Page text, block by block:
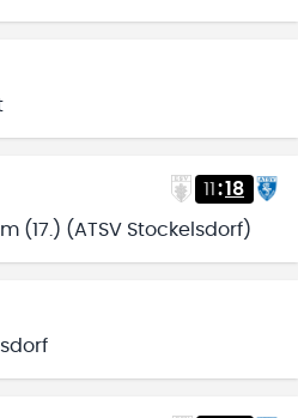
11:18
(17.) (ATSV Stockelsdorf)